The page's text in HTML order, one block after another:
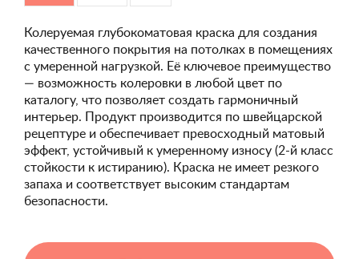
Колеруемая глубокоматовая краска для создания
качественного покрытия на потолках в помещениях
с умеренной нагрузкой. Её ключевое преимущество
— возможность колеровки в любой цвет по
каталогу, что позволяет создать гармоничный
интерьер. Продукт производится по швейцарской
рецептуре и обеспечивает превосходный матовый
эффект, устойчивый к умеренному износу (2-й класс
стойкости к истиранию). Краска не имеет резкого
запаха и соответствует высоким стандартам
безопасности.